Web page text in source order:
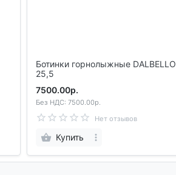
Ботинки горнолыжные DALBELLO
25,5
7500.00р.
Без НДС: 7500.00р.
Нет отзывов
Купить